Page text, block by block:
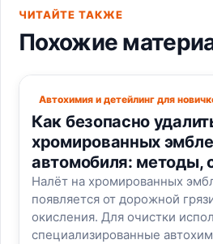
ЧИТАЙТЕ ТАКЖЕ
Похожие
Автохимия и детейлинг для
Как безопасно
хромированных
автомобиля: методы,
ошибки
Налёт на хромированных
появляется от дорожной
окисления. Для очистки
специализированные